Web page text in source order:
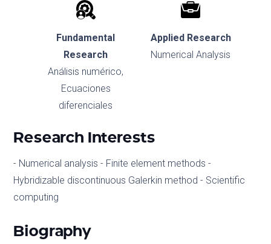
Fundamental
Research
Análisis numérico,
Ecuaciones
diferenciales
Applied Research
Numerical Analysis
Research Interests
- Numerical analysis - Finite element methods -
Hybridizable discontinuous Galerkin method - Scientific
computing
Biography